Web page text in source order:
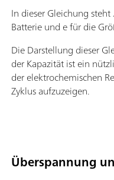
In dieser Gleichung steht
Batterie und e für die
Die Darstellung dieser
der Kapazität ist ein
der elektrochemischen
Zyklus aufzuzeigen.
Überspannung